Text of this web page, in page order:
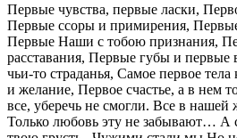
Первые чувства, первые ласки,
Первые ссоры и примирения,
Первые Наши с тобою признания,
расставания, Первые губы и первые
чьи-то страданья, Самое первое
и желание, Первое счастье, а в нем
все, уберечь не смогли. Все в нашей
Только любовь эту не забывают… А